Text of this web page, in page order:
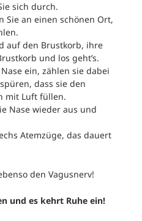
sich durch.
Sie an einen schönen Ort,
auf den Brustkorb, ihre
und los geht’s.
ein, zählen sie dabei
dass sie den
mit Luft füllen.
Nase wieder aus und
Atemzüge, das dauert
den Vagusnerv!
und es kehrt Ruhe ein!